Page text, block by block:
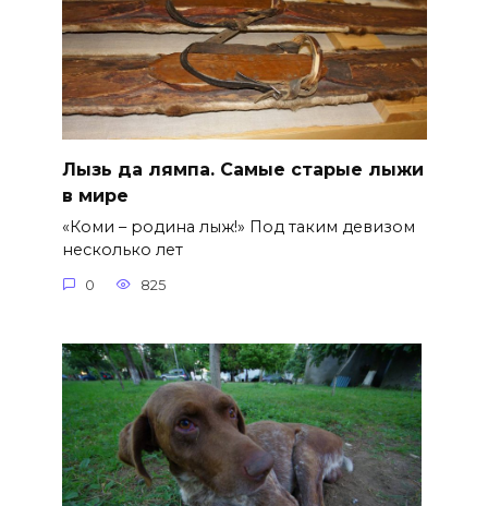
Лызь да лямпа. Самые старые лыжи
в мире
«Коми – родина лыж!» Под таким девизом
несколько лет
0 825